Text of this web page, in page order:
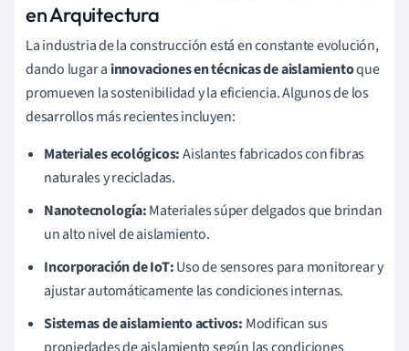
en Arquitectura
La industria de la construcción está en constante evolución,
dando lugar a innovaciones en técnicas de aislamientoque
promueven la sostenibilidad y la eficiencia. Algunos de los
desarrollos más recientes incluyen:
Materiales ecológicos:Aislantes fabricados con fibras
naturales y recicladas.
Nanotecnología:Materiales súper delgados que brindan
un alto nivel de aislamiento.
Incorporación de IoT:Uso de sensores para monitorear y
ajustar automáticamente las condiciones internas.
Sistemas de aislamiento activos: Modifican sus
propiedades de aislamiento según las condiciones